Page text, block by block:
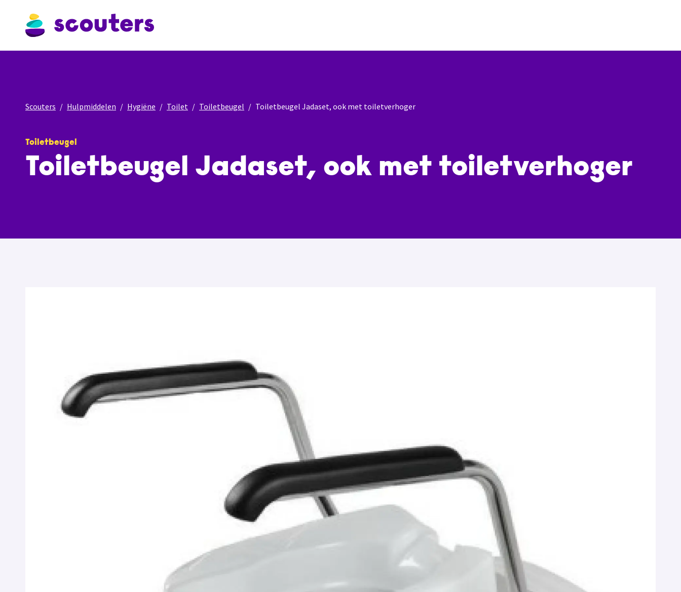
Scouters Hulpmiddelen Hygiëne Toilet Toiletbeugel Toiletbeugel Jadaset, ook met toiletverhoger
Toiletbeugel
Toiletbeugel Jadaset, ook met toiletverhoger